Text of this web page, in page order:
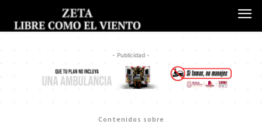
- Publicidad -
Contenidos sobre